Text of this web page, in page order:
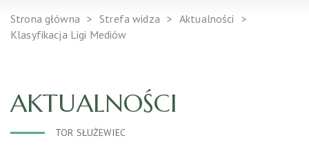
Strona główna Strefa widza
Aktualności
Klasyfikacja Ligi Mediów
AKTUALNOŚCI
TOR SŁUŻEWIEC